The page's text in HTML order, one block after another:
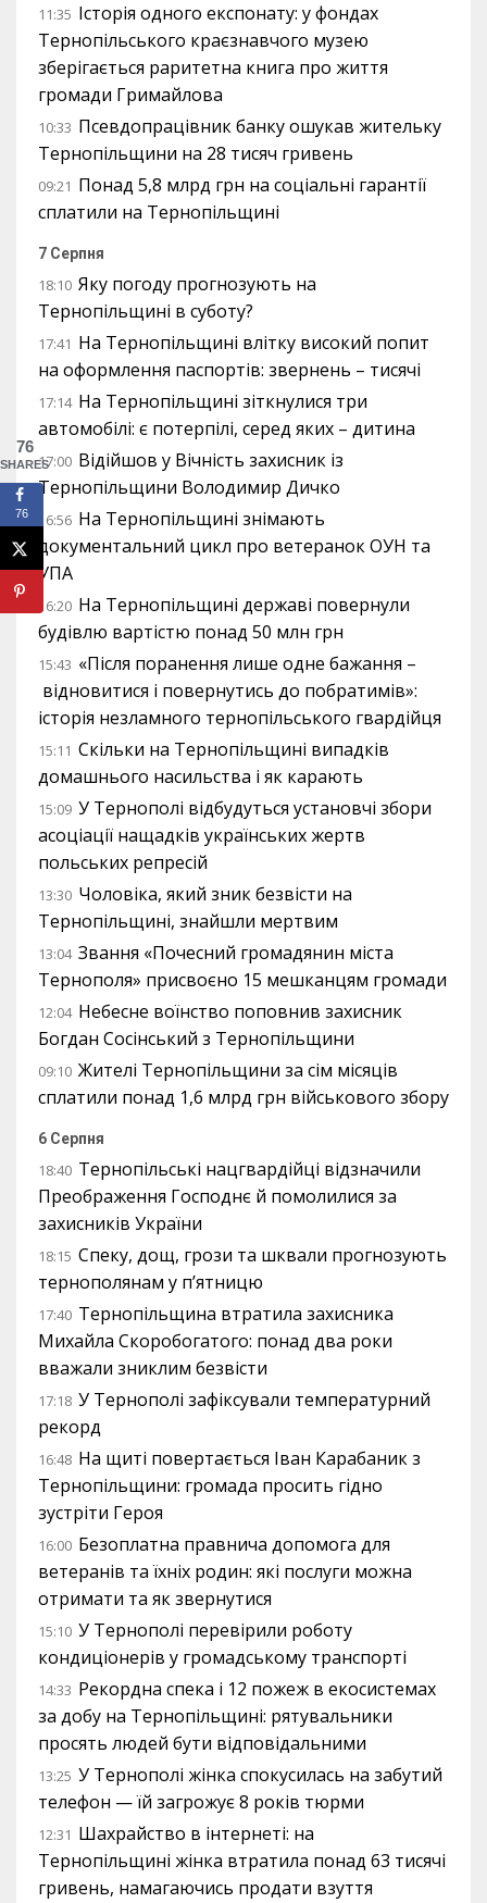
11:35 Історія одного експонату: у фондах
Тернопільського краєзнавчого музею
зберігається раритетна книга про життя
громади Гримайлова
10:33 Псевдопрацівник банку ошукав жительку
Тернопільщини на 28 тисяч гривень
09:21 Понад 5,8 млрд грн на соціальні гарантії
сплатили на Тернопільщині
7 Серпня
18:10 Яку погоду прогнозують на
Тернопільщині в суботу?
17:41 На Тернопільщині влітку високий попит
на оформлення паспортів: звернень – тисячі
17:14 На Тернопільщині зіткнулися три
автомобілі: є потерпілі, серед яких – дитина
17:00 Відійшов у Вічність захисник із
Тернопільщини Володимир Дичко
16:56 На Тернопільщині знімають
документальний цикл про ветеранок ОУН та
УПА
16:20 На Тернопільщині державі повернули
будівлю вартістю понад 50 млн грн
15:43 «Після поранення лише одне бажання –
відновитися і повернутись до побратимів»:
історія незламного тернопільського гвардійця
15:11 Скільки на Тернопільщині випадків
домашнього насильства і як карають
15:09 У Тернополі відбудуться установчі збори
асоціації нащадків українських жертв
польських репресій
13:30 Чоловіка, який зник безвісти на
Тернопільщині, знайшли мертвим
13:04 Звання «Почесний громадянин міста
Тернополя» присвоєно 15 мешканцям громади
12:04 Небесне воїнство поповнив захисник
Богдан Сосінський з Тернопільщини
09:10 Жителі Тернопільщини за сім місяців
сплатили понад 1,6 млрд грн військового збору
6 Серпня
18:40 Тернопільські нацгвардійці відзначили
Преображення Господнє й помолилися за
захисників України
18:15 Спеку, дощ, грози та шквали прогнозують
тернополянам у п’ятницю
17:40 Тернопільщина втратила захисника
Михайла Скоробогатого: понад два роки
вважали зниклим безвісти
17:18 У Тернополі зафіксували температурний
рекорд
16:48 На щиті повертається Іван Карабаник з
Тернопільщини: громада просить гідно
зустріти Героя
16:00 Безоплатна правнича допомога для
ветеранів та їхніх родин: які послуги можна
отримати та як звернутися
15:10 У Тернополі перевірили роботу
кондиціонерів у громадському транспорті
14:33 Рекордна спека і 12 пожеж в екосистемах
за добу на Тернопільщині: рятувальники
просять людей бути відповідальними
13:25 У Тернополі жінка спокусилась на забутий
телефон — їй загрожує 8 років тюрми
12:31 Шахрайство в інтернеті: на
Тернопільщині жінка втратила понад 63 тисячі
гривень, намагаючись продати взуття
76
SHARES
76